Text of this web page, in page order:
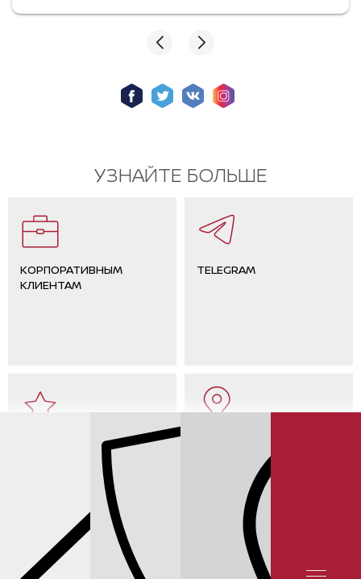
УЗНАЙТЕ БОЛЬШЕ
КОРПОРАТИВНЫМ
КЛИЕНТАМ
TELEGRAM
ОТЗЫВЫ КЛИЕНТОВ